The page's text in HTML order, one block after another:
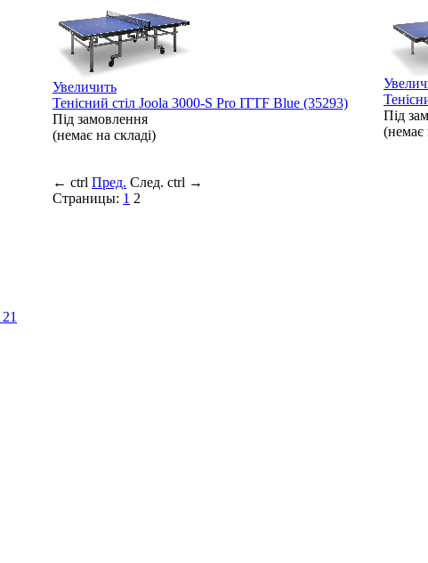
21
Увеличить
Тенісний стіл Joola 3000-S Pro ITTF Blue (35293)
Під замовлення
(немає на складі)
Під
(немає
← ctrl Пред. След. ctrl →
Страницы: 1 2